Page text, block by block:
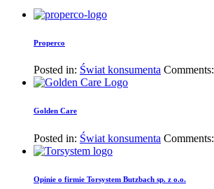
Properco
Posted in: Świat konsumenta Comments:
Golden Care
Posted in: Świat konsumenta Comments:
Opinie o firmie Torsystem Butzbach sp. z o.o.